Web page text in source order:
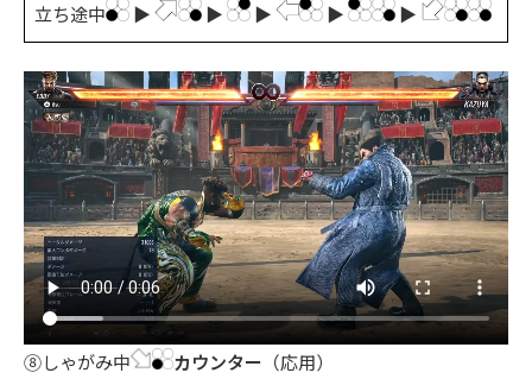
立ち途中 ▶ ▶ ▶ ▶ ▶
⑧しゃがみ中 カウンター （応用）